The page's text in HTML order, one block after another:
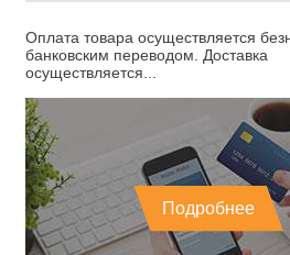
Оплата товара осуществляется
банковским переводом. Доставка
осуществляется...
Подробнее